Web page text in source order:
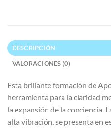
DESCRIPCIÓN
VALORACIONES (0)
Esta brillante formación de
herramienta para la claridad
la expansión de la conciencia.
alta vibración, se presenta en